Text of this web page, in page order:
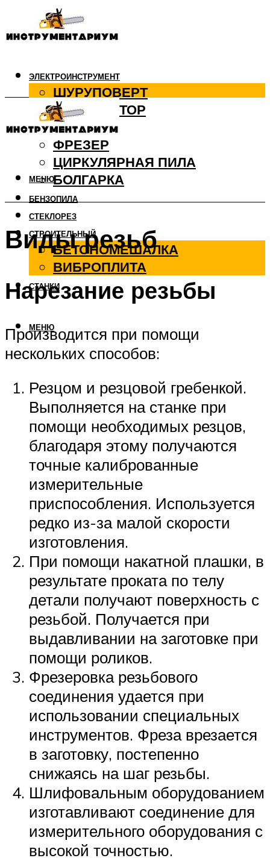
ЭЛЕКТРОИНСТРУМЕНТ
ШУРУПОВЕРТ
ПЕРФОРАТОР
ДРЕЛЬ
ФРЕЗЕР
ЦИРКУЛЯРНАЯ ПИЛА
БОЛГАРКА
БЕНЗОПИЛА
СТЕКЛОРЕЗ
СТРОИТЕЛЬНЫЙ
БЕТОНОМЕШАЛКА
ВИБРОПЛИТА
СТАНКИ
МЕНЮ
МЕНЮ
Виды резьб
Нарезание резьбы
Производится при помощи
нескольких способов:
Резцом и резцовой гребенкой.
Выполняется на станке при
помощи необходимых резцов,
благодаря этому получаются
точные калиброванные
измерительные
приспособления. Используется
редко из-за малой скорости
изготовления.
При помощи накатной плашки, в
результате проката по телу
детали получают поверхность с
резьбой. Получается при
выдавливании на заготовке при
помощи роликов.
Фрезеровка резьбового
соединения удается при
использовании специальных
инструментов. Фреза врезается
в заготовку, постепенно
снижаясь на шаг резьбы.
Шлифовальным оборудованием
изготавливают соединение для
измерительного оборудования с
высокой точностью.